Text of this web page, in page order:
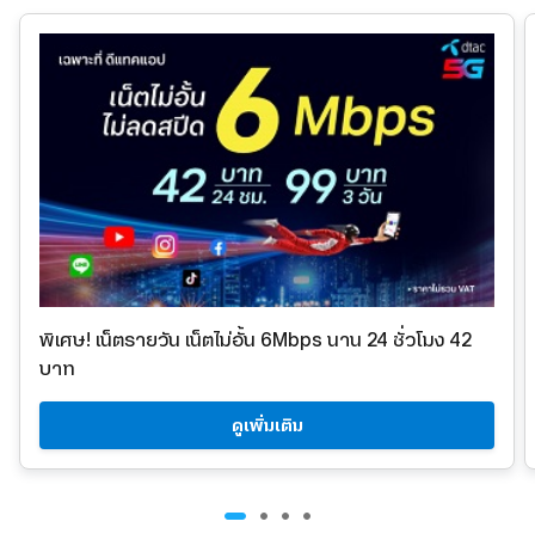
พิเศษ! เน็ตรายวัน เน็ตไม่อั้น 6Mbps นาน 24 ชั่วโมง 42
บาท
ดูเพิ่มเติม